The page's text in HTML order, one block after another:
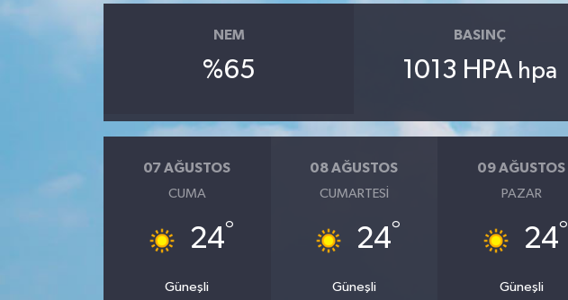
NEM
%65
BASINÇ
1013 HPA hpa
07 AĞUSTOS
CUMA
24°
Güneşli
08 AĞUSTOS
CUMARTESI
24°
Güneşli
09 AĞUSTOS
PAZAR
24°
Güneşli